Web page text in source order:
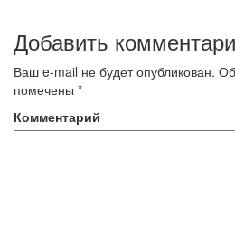
Добавить
Ваш e-mail не будет опубликован.
помечены *
Комментарий